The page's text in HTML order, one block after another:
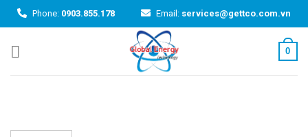
Skip
to
content
Phone: 0903.855.178 Email: services@gettco.com.vn
0